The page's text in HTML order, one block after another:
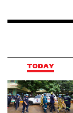
TODAY